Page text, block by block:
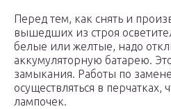
Перед тем, как снять и
вышедших из строя
белые или желтые, надо
аккумуляторную батарею.
замыкания. Работы по
осуществляться в перчатках,
лампочек.